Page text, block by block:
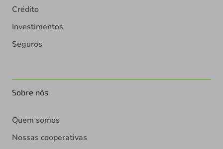
Crédito
Investimentos
Seguros
Sobre nós
Quem somos
Nossas cooperativas